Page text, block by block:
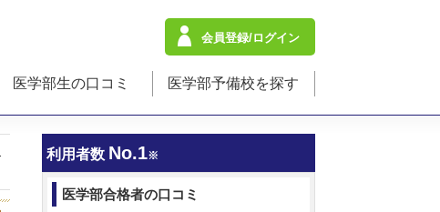
会員登録/ログイン
医学部生の口コミ 医学部予備校を探す
利用者数 No.1※
医学部合格者の口コミ